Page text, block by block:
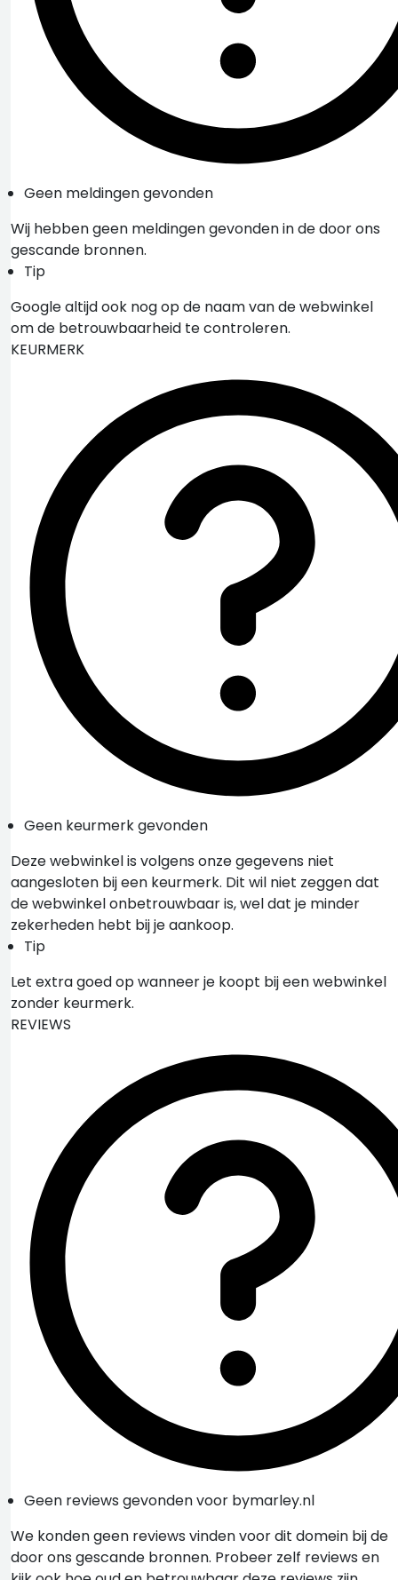
Geen meldingen gevonden
Wij hebben geen meldingen gevonden in de door ons
gescande bronnen.
Tip
Google altijd ook nog op de naam van de webwinkel
om de betrouwbaarheid te controleren.
KEURMERK
Geen keurmerk gevonden
Deze webwinkel is volgens onze gegevens niet
aangesloten bij een keurmerk. Dit wil niet zeggen dat
de webwinkel onbetrouwbaar is, wel dat je minder
zekerheden hebt bij je aankoop.
Tip
Let extra goed op wanneer je koopt bij een webwinkel
zonder keurmerk.
REVIEWS
Geen reviews gevonden voor bymarley.nl
We konden geen reviews vinden voor dit domein bij de
door ons gescande bronnen. Probeer zelf reviews en